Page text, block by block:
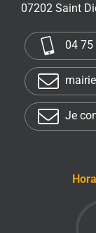
07202 Saint
04
Je